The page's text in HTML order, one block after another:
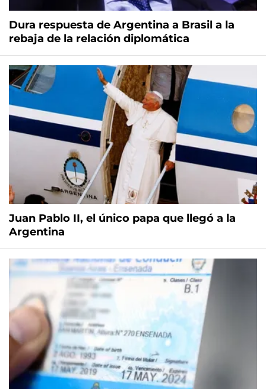
Dura respuesta de Argentina a Brasil a la
rebaja de la relación diplomática
Juan Pablo II, el único papa que llegó a la
Argentina